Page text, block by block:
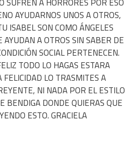
AYUDARNOS UNOS A OTROS,
ISABEL SON COMO ÁNGELES
AYUDAN A OTROS SIN SABER DE
SOCIAL PERTENECEN.
TODO LO HAGAS ESTARA
FELICIDAD LO TRASMITES A
NI NADA POR EL ESTILO
BENDIGA DONDE QUIERAS QUE
ESTO. GRACIELA